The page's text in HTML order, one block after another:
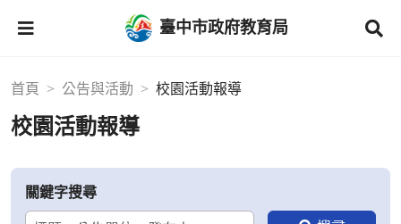
臺中市政府教育局
首頁 公告與活動 校園活動報導
校園活動報導
關鍵字搜尋